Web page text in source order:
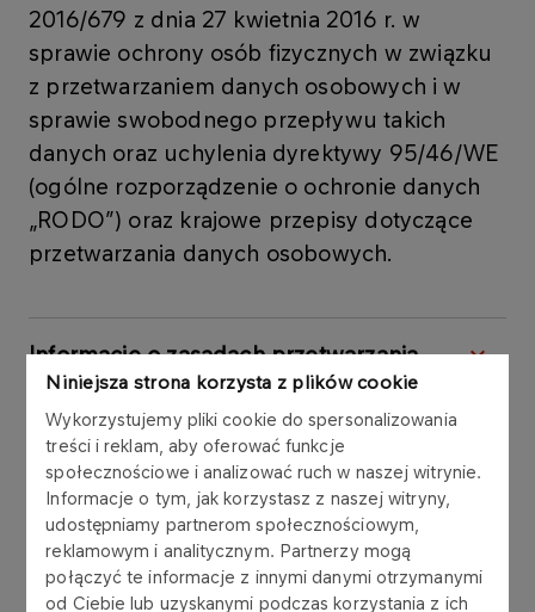
Niniejsza strona korzysta z plików cookie
Wykorzystujemy pliki cookie do spersonalizowania
treści i reklam, aby oferować funkcje
społecznościowe i analizować ruch w naszej witrynie.
Informacje o tym, jak korzystasz z naszej witryny,
udostępniamy partnerom społecznościowym,
reklamowym i analitycznym. Partnerzy mogą
połączyć te informacje z innymi danymi otrzymanymi
od Ciebie lub uzyskanymi podczas korzystania z ich
2016/679 z dnia 27 kwietnia 2016 r. w
sprawie ochrony osób fizycznych w związku
z przetwarzaniem danych osobowych i w
sprawie swobodnego przepływu takich
danych oraz uchylenia dyrektywy 95/46/WE
(ogólne rozporządzenie o ochronie danych
„RODO”) oraz krajowe przepisy dotyczące
przetwarzania danych osobowych.
Informacje o zasadach przetwarzania
danych osobowych przez ORLEN S.A.
Informacje o zasadach przetwarzania
danych osobowych w celach
marketingowych
Informacja o przetwarzaniu danych